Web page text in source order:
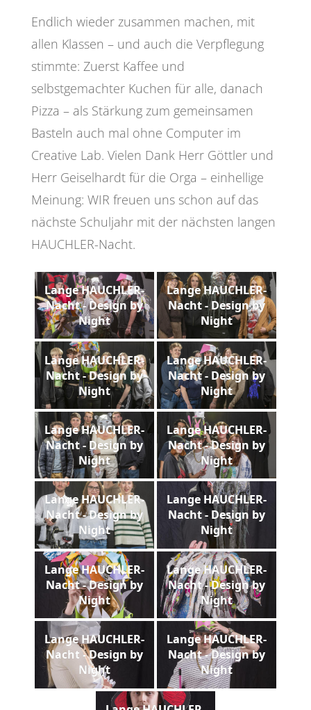
Endlich wieder zusammen machen, mit
allen Klassen – und auch die Verpflegung
stimmte: Zuerst Kaffee und
selbstgemachter Kuchen für alle, danach
Pizza – als Stärkung zum gemeinsamen
Basteln auch mal ohne Computer im
Creative Lab. Vielen Dank Herr Göttler und
Herr Geiselhardt für die Orga – einhellige
Meinung: WIR freuen uns schon auf das
nächste Schuljahr mit der nächsten langen
HAUCHLER-Nacht.
Lange HAUCHLER-
Nacht - Design by
Night
Lange HAUCHLER-
Nacht - Design by
Night
Lange HAUCHLER-
Nacht - Design by
Night
Lange HAUCHLER-
Nacht - Design by
Night
Lange HAUCHLER-
Nacht - Design by
Night
Lange HAUCHLER-
Nacht - Design by
Night
Lange HAUCHLER-
Nacht - Design by
Night
Lange HAUCHLER-
Nacht - Design by
Night
Lange HAUCHLER-
Nacht - Design by
Night
Lange HAUCHLER-
Nacht - Design by
Night
Lange HAUCHLER-
Nacht - Design by
Night
Lange HAUCHLER-
Nacht - Design by
Night